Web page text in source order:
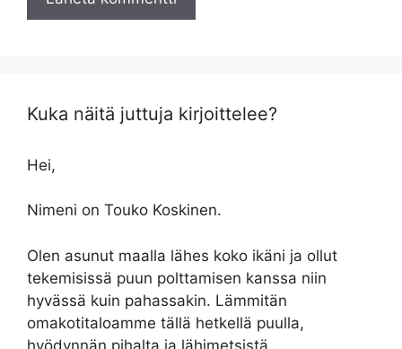
Kuka näitä juttuja kirjoittelee?
Hei,
Nimeni on Touko Koskinen.
Olen asunut maalla lähes koko ikäni ja ollut
tekemisissä puun polttamisen kanssa niin
hyvässä kuin pahassakin. Lämmitän
omakotitaloamme tällä hetkellä puulla,
hyödynnän pihalta ja lähimetsistä